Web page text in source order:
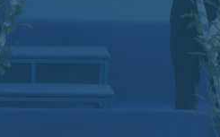
TERTIAIRE